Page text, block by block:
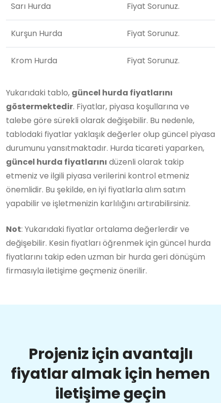
Sarı Hurda Fiyat Sorunuz.
Kurşun Hurda Fiyat Sorunuz.
Krom Hurda Fiyat Sorunuz.
Yukarıdaki tablo, güncel hurda fiyatlarını
göstermektedir. Fiyatlar, piyasa koşullarına ve
talebe göre sürekli olarak değişebilir. Bu nedenle,
tablodaki fiyatlar yaklaşık değerler olup güncel piyasa
durumunu yansıtmaktadır. Hurda ticareti yaparken,
güncel hurda fiyatlarını düzenli olarak takip
etmeniz ve ilgili piyasa verilerini kontrol etmeniz
önemlidir. Bu şekilde, en iyi fiyatlarla alım satım
yapabilir ve işletmenizin karlılığını artırabilirsiniz.
Not: Yukarıdaki fiyatlar ortalama değerlerdir ve
değişebilir. Kesin fiyatları öğrenmek için güncel hurda
fiyatlarını takip eden uzman bir hurda geri dönüşüm
firmasıyla iletişime geçmeniz önerilir.
Projeniz için avantajlı
fiyatlar almak için hemen
iletişime geçin